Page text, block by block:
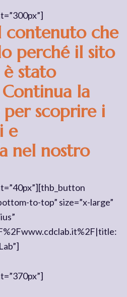
contenuto che
perché il sito
stato
la
scoprire i
e
nel nostro
to-top” size=”x-large”